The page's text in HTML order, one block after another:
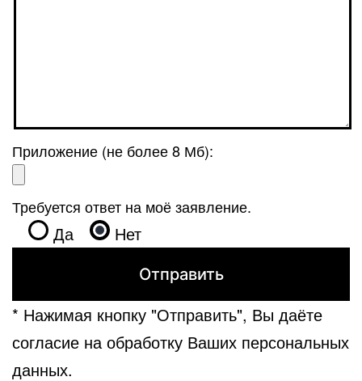
Приложение (не более 8 Мб):
Требуется ответ на моё заявление.
Да Нет
* Нажимая кнопку "Отправить", Вы даёте
согласие на обработку Ваших персональных
данных.